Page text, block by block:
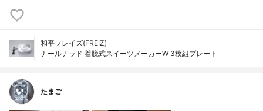
和平フレイズ(FREIZ)
ナールナッド 着脱式スイーツメーカーW 3枚組プレート
たまご